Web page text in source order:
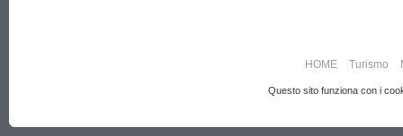
HOME Turismo
Questo sito funziona con i